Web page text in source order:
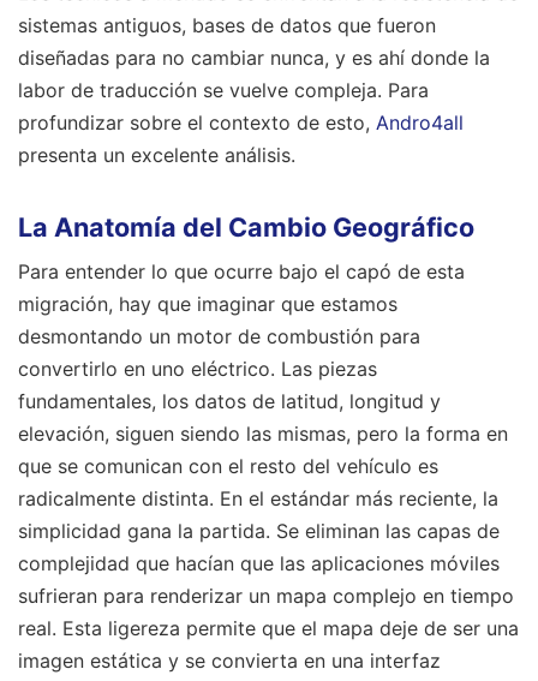
sistemas antiguos, bases de datos que fueron
diseñadas para no cambiar nunca, y es ahí donde la
labor de traducción se vuelve compleja. Para
profundizar sobre el contexto de esto, Andro4all
presenta un excelente análisis.
La Anatomía del Cambio Geográfico
Para entender lo que ocurre bajo el capó de esta
migración, hay que imaginar que estamos
desmontando un motor de combustión para
convertirlo en uno eléctrico. Las piezas
fundamentales, los datos de latitud, longitud y
elevación, siguen siendo las mismas, pero la forma en
que se comunican con el resto del vehículo es
radicalmente distinta. En el estándar más reciente, la
simplicidad gana la partida. Se eliminan las capas de
complejidad que hacían que las aplicaciones móviles
sufrieran para renderizar un mapa complejo en tiempo
real. Esta ligereza permite que el mapa deje de ser una
imagen estática y se convierta en una interfaz